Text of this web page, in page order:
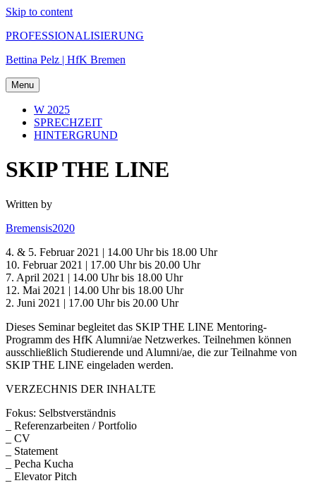
Skip to content
PROFESSIONALISIERUNG
Bettina Pelz | HfK Bremen
Menu
W 2025
SPRECHZEIT
HINTERGRUND
SKIP THE LINE
Written by
Bremensis2020
4. & 5. Februar 2021 | 14.00 Uhr bis 18.00 Uhr
10. Februar 2021 | 17.00 Uhr bis 20.00 Uhr
7. April 2021 | 14.00 Uhr bis 18.00 Uhr
12. Mai 2021 | 14.00 Uhr bis 18.00 Uhr
2. Juni 2021 | 17.00 Uhr bis 20.00 Uhr
Dieses Seminar begleitet das SKIP THE LINE Mentoring-
Programm des HfK Alumni/ae Netzwerkes. Teilnehmen können
ausschließlich Studierende und Alumni/ae, die zur Teilnahme von
SKIP THE LINE eingeladen werden.
VERZECHNIS DER INHALTE
Fokus: Selbstverständnis
_ Referenzarbeiten / Portfolio
_ CV
_ Statement
_ Pecha Kucha
_ Elevator Pitch